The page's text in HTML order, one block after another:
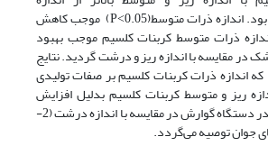
درشت(P˂0.0001) بود. اندازه ذرات متوسط(P˂0.05) موجب کاهش
ذرات متوسط کربنات کلسیم موجب بهبود
در مقایسه با اندازه ریز و درشت گردید. نتایج
اندازه ذرات کربنات کلسیم بر صفات تولیدی
ریز و متوسط کربنات کلسیم بدلیل افزایش
قابلیت هضم کلسیم در دستگاه گوارش در مقایسه با اندازه درشت (2-